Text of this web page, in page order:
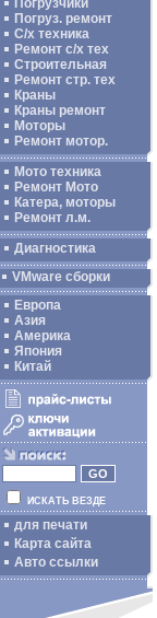
Погрузчики
Погруз. ремонт
С/х техника
Ремонт с/х тех
Строительная
Ремонт стр. тех
Краны
Краны ремонт
Моторы
Ремонт мотор.
Мото техника
Ремонт Мото
Катера, моторы
Ремонт л.м.
Диагностика
VMware сборки
Европа
Азия
Америка
Япония
Китай
ИСКАТЬ ВЕЗДЕ
для печати
Карта сайта
Авто ссылки